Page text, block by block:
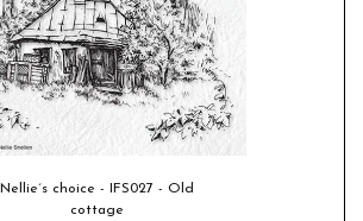
Nellie´s choice - IFS027 - Old
cottage